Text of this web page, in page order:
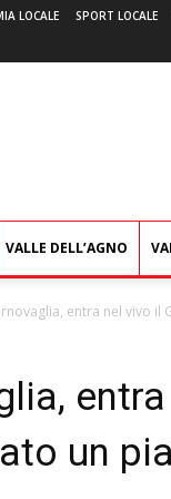
LOCALE SPORT LOCALE
VALLE DELL’AGNO
entra nel vivo il
un